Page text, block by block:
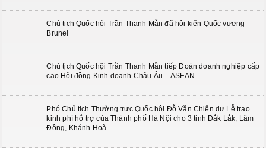
Chủ tịch Quốc hội Trần Thanh Mẫn đã hội kiến Quốc vương
Brunei
Chủ tịch Quốc hội Trần Thanh Mẫn tiếp Đoàn doanh nghiệp cấp
cao Hội đồng Kinh doanh Châu Âu – ASEAN
Phó Chủ tịch Thường trực Quốc hội Đỗ Văn Chiến dự Lễ trao
kinh phí hỗ trợ của Thành phố Hà Nội cho 3 tỉnh Đắk Lắk, Lâm
Đồng, Khánh Hoà